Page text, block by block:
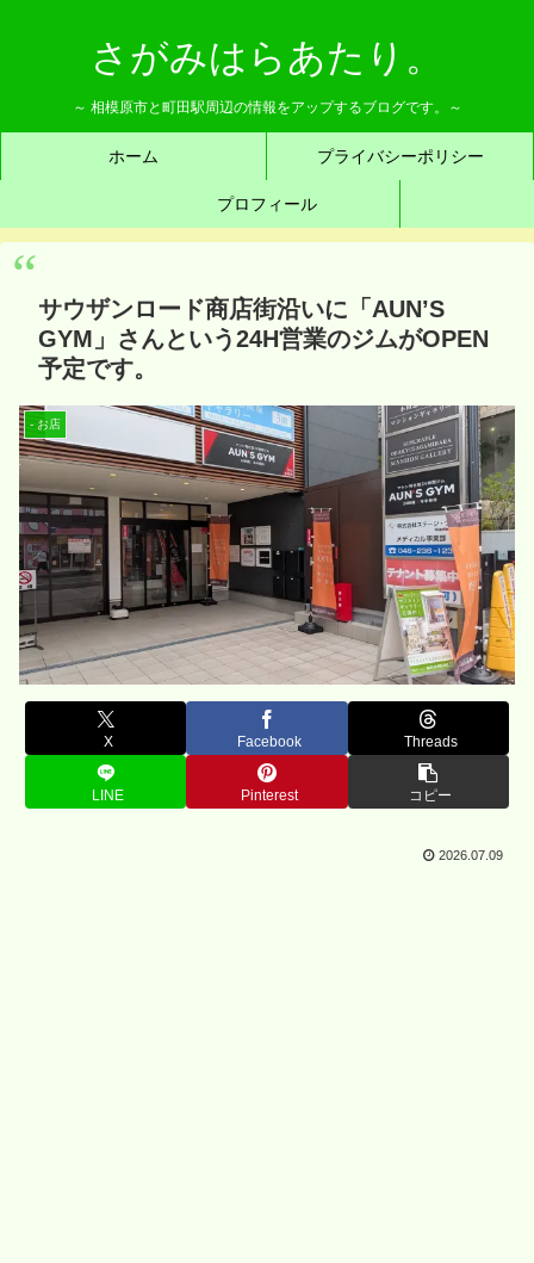
さがみはらあたり。
～ 相模原市と町田駅周辺の情報をアップするブログです。～
ホーム プライバシーポリシー
プロフィール
サウザンロード商店街沿いに「AUN’S
GYM」さんという24H営業のジムがOPEN
予定です。
- お店
X Facebook Threads
LINE Pinterest コピー
2026.07.09